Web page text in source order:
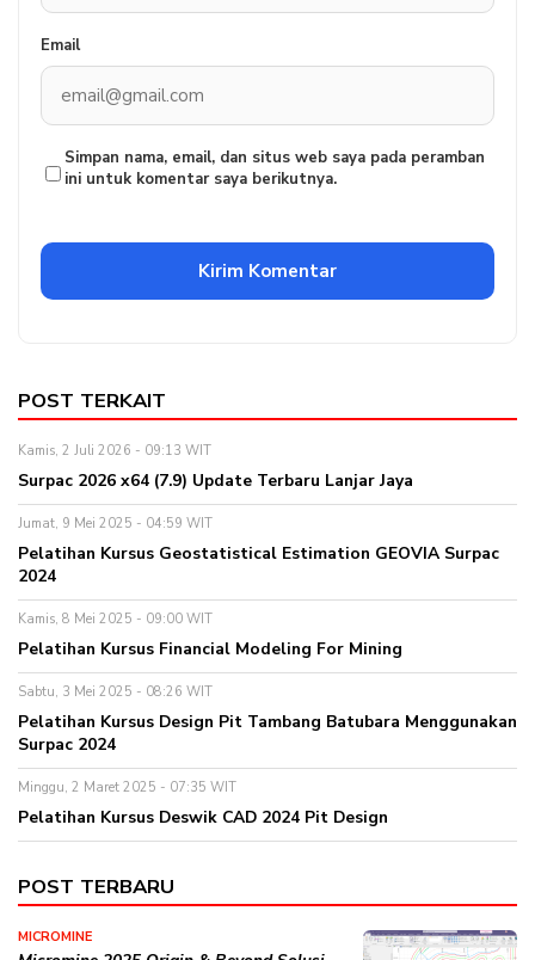
Email
Simpan nama, email, dan situs web saya pada peramban
ini untuk komentar saya berikutnya.
POST TERKAIT
Kamis, 2 Juli 2026 - 09:13 WIT
Surpac 2026 x64 (7.9) Update Terbaru Lanjar Jaya
Jumat, 9 Mei 2025 - 04:59 WIT
Pelatihan Kursus Geostatistical Estimation GEOVIA Surpac
2024
Kamis, 8 Mei 2025 - 09:00 WIT
Pelatihan Kursus Financial Modeling For Mining
Sabtu, 3 Mei 2025 - 08:26 WIT
Pelatihan Kursus Design Pit Tambang Batubara Menggunakan
Surpac 2024
Minggu, 2 Maret 2025 - 07:35 WIT
Pelatihan Kursus Deswik CAD 2024 Pit Design
POST TERBARU
MICROMINE